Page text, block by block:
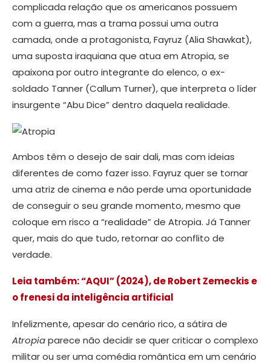
complicada relação que os americanos possuem
com a guerra, mas a trama possui uma outra
camada, onde a protagonista, Fayruz (Alia Shawkat),
uma suposta iraquiana que atua em Atropia, se
apaixona por outro integrante do elenco, o ex-
soldado Tanner (Callum Turner), que interpreta o líder
insurgente “Abu Dice” dentro daquela realidade.
Ambos têm o desejo de sair dali, mas com ideias
diferentes de como fazer isso. Fayruz quer se tornar
uma atriz de cinema e não perde uma oportunidade
de conseguir o seu grande momento, mesmo que
coloque em risco a “realidade” de Atropia. Já Tanner
quer, mais do que tudo, retornar ao conflito de
verdade.
Leia também: “AQUI” (2024), de Robert Zemeckis e
o frenesi da inteligência artificial
Infelizmente, apesar do cenário rico, a sátira de
Atropiaparece não decidir se quer criticar o complexo
militar ou ser uma comédia romântica em um cenário